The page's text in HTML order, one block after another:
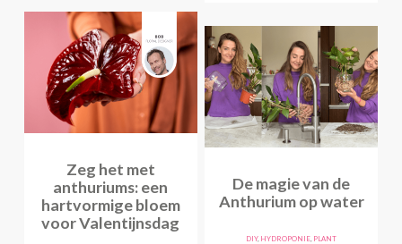
Zeg het met
anthuriums: een
hartvormige bloem
voor Valentijnsdag
De magie van de
Anthurium op water
DIY, HYDROPONIE PLANT